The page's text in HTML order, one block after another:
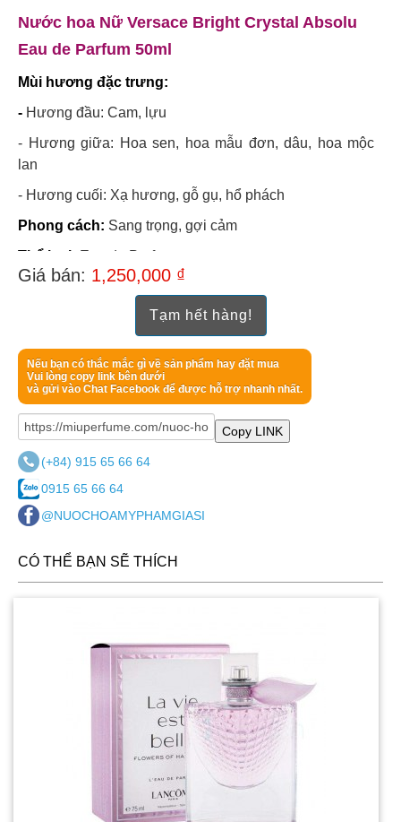
Nước hoa Nữ Versace Bright Crystal Absolu
Eau de Parfum 50ml
Mùi hương đặc trưng:
- Hương đầu: Cam, lựu
- Hương giữa: Hoa sen, hoa mẫu đơn, dâu, hoa mộc
lan
- Hương cuối: Xạ hương, gỗ gụ, hổ phách
Phong cách: Sang trọng, gợi cảm
Thể loại: Eau de Parfum
Quy cách: Dạng xịt
Versace
Xuất xứ:Ý
Giá bán: 1,250,000 ₫
Tạm hết hàng!
Nếu bạn có thắc mắc gì về sản phẩm hay đặt mua
Vui lòng copy link bên dưới
và gửi vào Chat Facebook để được hỗ trợ nhanh nhất.
Copy LINK
(+84) 915 65 66 64
0915 65 66 64
@NUOCHOAMYPHAMGIASI
CÓ THỂ BẠN SẼ THÍCH